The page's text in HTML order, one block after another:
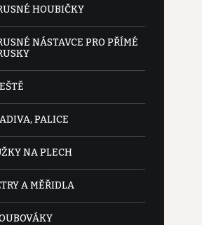
HOUBIČKY
NÁSTAVCE PRO PŘÍMÉ
PALICE
NA PLECH
A MĚŘIDLA